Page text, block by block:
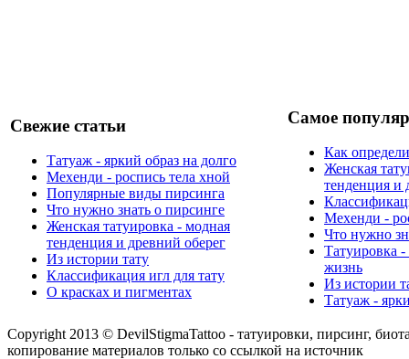
Свежие статьи
Татуаж - яркий образ на долго
Мехенди - роспись тела хной
Популярные виды пирсинга
Что нужно знать о пирсинге
Женская татуировка - модная
тенденция и древний оберег
Из истории тату
Классификация игл для тату
О красках и пигментах
Самое
Как
Женская
тенденция и
Мехенди -
Что нужно
Татуировка
жизнь
Из истории
Татуаж -
Copyright 2013 © DevilStigmaTattoo - татуировки, пирсинг,
копирование материалов только со ссылкой на источник